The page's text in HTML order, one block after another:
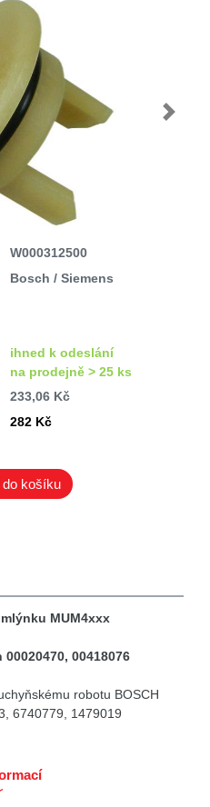
Next
W000312500
Bosch / Siemens
ihned k odeslání
na prodejně > 25 ks
233,06 Kč
282 Kč
do košíku
MUM4xxx
00418076
robotu BOSCH
6740779, 1479019
01, MUM54240/02